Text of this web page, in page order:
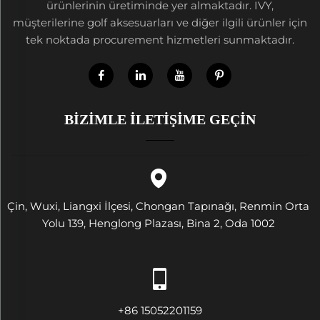
ürünlerinin üretiminde yer almaktadır. IVY,
müşterilerine golf aksesuarları ve diğer ilgili ürünler için
tek noktada procurement hizmetleri sunmaktadır.
BIZIMLE İLETIŞIME GEÇIN
Çin, Wuxi, Liangxi İlçesi, Chongan Tapınağı, Renmin Orta
Yolu 139, Henglong Plazası, Bina 2, Oda 1002
+86 15052201159